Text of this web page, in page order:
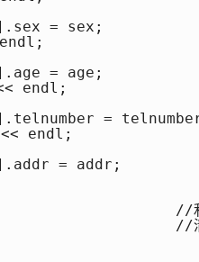
= sex;
= age;
endl;
=
endl;
= addr;
//利用这行语
//清空整